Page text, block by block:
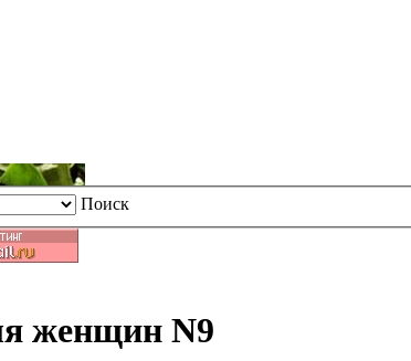
Поиск
женщин N9